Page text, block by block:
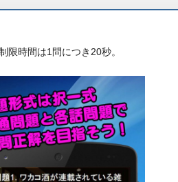
限時間は1問につき20秒。